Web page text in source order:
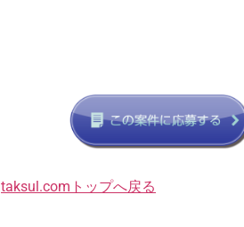
taksul.comトップへ戻る